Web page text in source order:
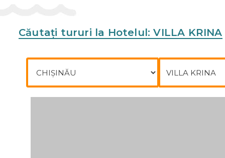
Căutați tururi la Hotelul: VILLA KRINA